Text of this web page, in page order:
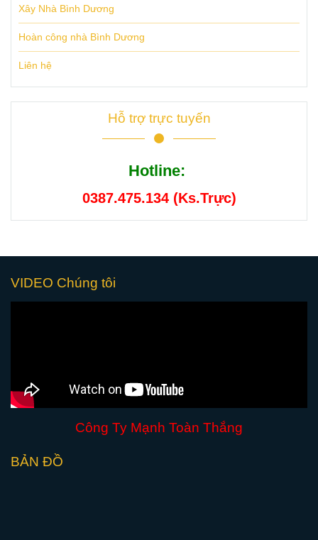
Xây Nhà Bình Dương
Hoàn công nhà Bình Dương
Liên hệ
Hỗ trợ trực tuyến
Hotline:
0387.475.134 (Ks.Trực)
VIDEO Chúng tôi
Công Ty Mạnh Toàn Thắng
BẢN ĐỒ